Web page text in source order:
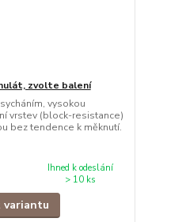
zvolte balení
vysokou
vrstev (block-resistance)
bez tendence k měknutí.
Ihned k odeslání
> 10 ks